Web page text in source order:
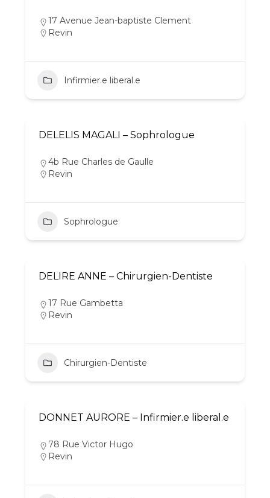
17 Avenue Jean-baptiste Clement
Revin
Infirmier.e liberal.e
DELELIS MAGALI – Sophrologue
4b Rue Charles de Gaulle
Revin
Sophrologue
DELIRE ANNE – Chirurgien-Dentiste
17 Rue Gambetta
Revin
Chirurgien-Dentiste
DONNET AURORE – Infirmier.e liberal.e
78 Rue Victor Hugo
Revin